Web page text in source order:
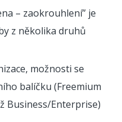
– zaokrouhlení” je
z několika druhů
možnosti se
balíčku (Freemium
Business/Enterprise)